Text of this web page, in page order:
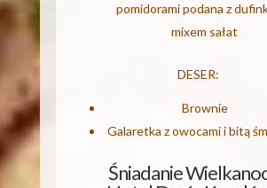
pomidorami podana z
mixem sałat
DESER:
Brownie
Galaretka z owocami i bitą
Śniadanie